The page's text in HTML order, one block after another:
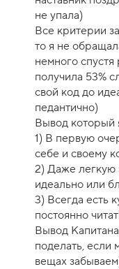
не упала)
Все критерии
то я не
немного спустя
получила 53%
свой код до
педантично)
Вывод который
1) В первую
себе и своему
2) Даже легкую
идеально или
3) Всегда есть
постоянно
Вывод
поделать, если
вещах